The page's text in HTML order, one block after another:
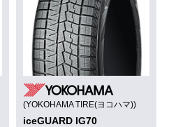
(YOKOHAMA TIRE(ヨコハマ))
iceGUARD IG70